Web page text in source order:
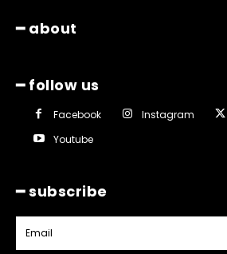
━ about
━ follow us
Facebook Instagram
Youtube
━ subscribe